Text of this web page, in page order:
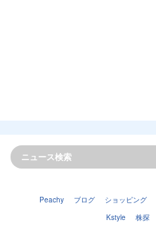
Peachy ブログ ショッピング
Kstyle
株探